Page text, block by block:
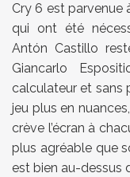
Cry 6 est parvenue
qui ont été
Antón Castillo
Giancarlo
calculateur et sans
jeu plus en
crève l’écran à
plus agréable que
est bien au-dessus